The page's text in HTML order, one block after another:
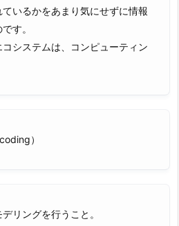
いるかをあまり気にせずに情報
す。
コシステムは、コンピューティン
）
リングを行うこと。